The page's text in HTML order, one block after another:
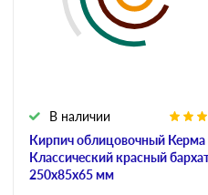
Кирпич облицовочный Керма
Классический красный
250х85х65 мм
В наличии